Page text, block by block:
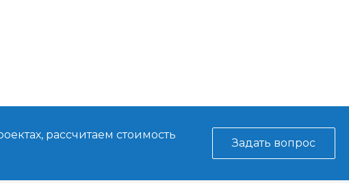
рассчитаем стоимость
Задать вопрос